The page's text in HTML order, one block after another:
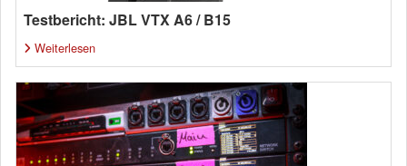
Testbericht: JBL VTX A6 / B15
Weiterlesen